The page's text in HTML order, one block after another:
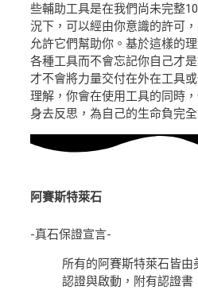
些輔助工具是在我們尚未完整
況下，可以經由你意識的許可
允許它們幫助你。基於這樣的
各種工具而不會忘記你自己才
才不會將力量交付在外在工具
理解，你會在使用工具的同時
身去反思，為自己的生命負完全
阿賽斯特萊石
-真石保證宣言-
所有的阿賽斯特萊石皆由
認證與啟動，附有認證書